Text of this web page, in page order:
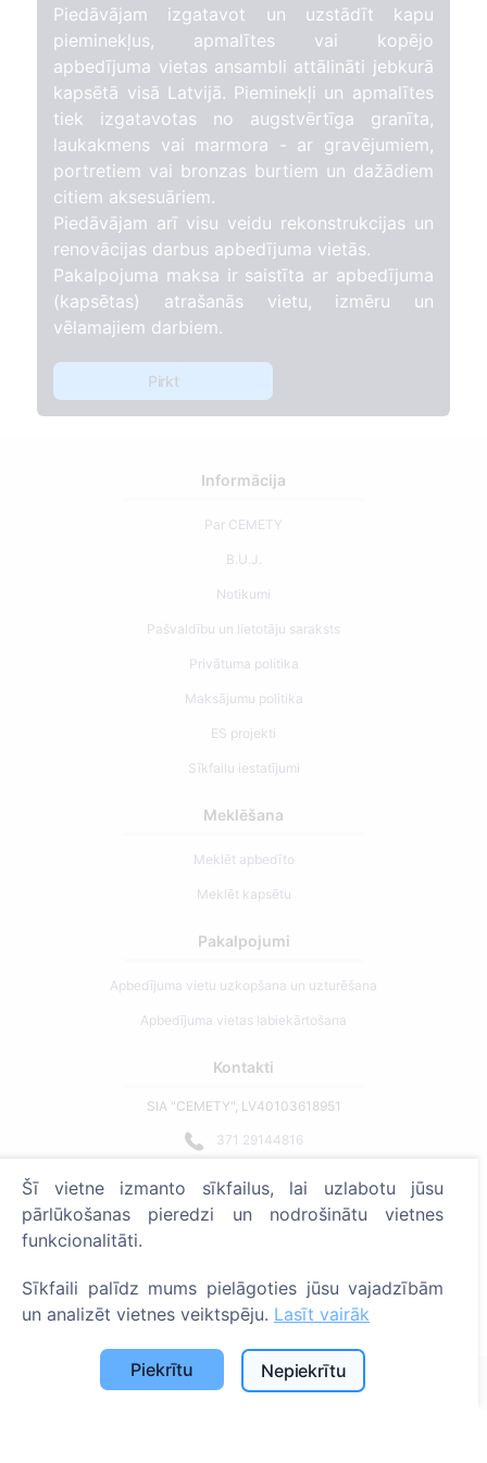
Piedāvājam izgatavot un uzstādīt kapu
pieminekļus, apmalītes vai kopējo
apbedījuma vietas ansambli attālināti jebkurā
kapsētā visā Latvijā. Pieminekļi un apmalītes
tiek izgatavotas no augstvērtīga granīta,
laukakmens vai marmora - ar gravējumiem,
portretiem vai bronzas burtiem un dažādiem
citiem aksesuāriem.
Piedāvājam arī visu veidu rekonstrukcijas un
renovācijas darbus apbedījuma vietās.
Pakalpojuma maksa ir saistīta ar apbedījuma
(kapsētas) atrašanās vietu, izmēru un
vēlamajiem darbiem.
Pirkt
Informācija
Par CEMETY
B.U.J.
Notikumi
Pašvaldību un lietotāju saraksts
Privātuma politika
Maksājumu politika
ES projekti
Sīkfailu iestatījumi
Meklēšana
Meklēt apbedīto
Meklēt kapsētu
Pakalpojumi
Apbedījuma vietu uzkopšana un uzturēšana
Apbedījuma vietas labiekārtošana
Kontakti
SIA "CEMETY", LV40103618951
371 29144816
Strādājam visā Latvijā!
Administratoriem
© 2013 - 2026 Cemety Visas tiesības aizsargātas
Privātuma politika un noteikumi.
Šī vietne izmanto sīkfailus, lai uzlabotu jūsu
pārlūkošanas pieredzi un nodrošinātu vietnes
funkcionalitāti.
Sīkfaili palīdz mums pielāgoties jūsu vajadzībām
un analizēt vietnes veiktspēju. Lasīt vairāk
Piekrītu Nepiekrītu